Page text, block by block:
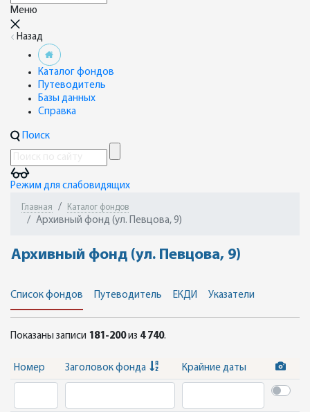
Меню
Назад
Каталог фондов
Путеводитель
Базы данных
Справка
Поиск
Режим для слабовидящих
Главная Каталог фондов
Архивный фонд (ул. Певцова, 9)
Архивный фонд (ул. Певцова, 9)
Список фондов Путеводитель ЕКДИ Указатели
Показаны записи 181-200из 4 740.
Номер Заголовок фонда Крайние даты